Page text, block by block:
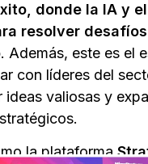
donde la IA y
resolver
. Además, este es el
con líderes del
ideas valiosas y
la plataforma